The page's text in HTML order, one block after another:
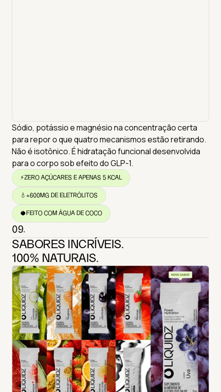
Sódio, potássio e magnésio na concentração certa
para repor o que quatro mecanismos estão retirando.
Não é isotônico. É hidratação funcional desenvolvida
para o corpo sob efeito do GLP-1.
⚡️ZERO AÇÚCARES E APENAS 5 KCAL
💧 +600MG DE ELETRÓLITOS
🥥FEITO COM ÁGUA DE COCO
09.
SABORES INCRÍVEIS.
100% NATURAIS.